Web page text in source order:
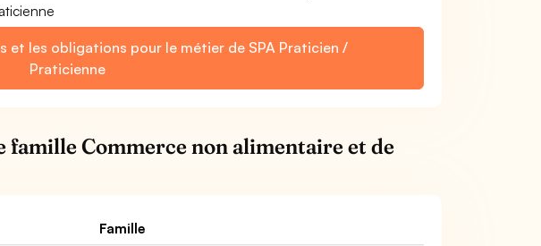
et les obligations pour le métier de SPA Praticien /
Praticienne
famille Commerce non alimentaire et de
Famille